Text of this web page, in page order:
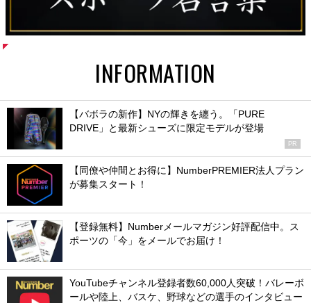
INFORMATION
【バボラの新作】NYの輝きを纏う。「PURE
DRIVE」と最新シューズに限定モデルが登場
PR
【同僚や仲間とお得に】NumberPREMIER法人プラン
が募集スタート！
【登録無料】Numberメールマガジン好評配信中。ス
ポーツの「今」をメールでお届け！
YouTubeチャンネル登録者数60,000人突破！バレーボ
ールや陸上、バスケ、野球などの選手のインタビュー